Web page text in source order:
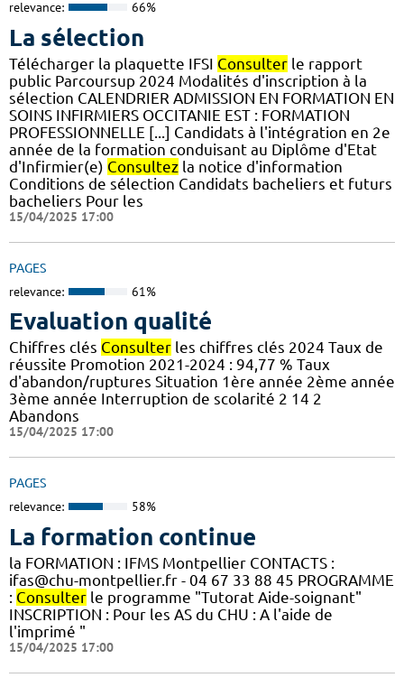
relevance: 66%
La sélection
Télécharger la plaquette IFSI Consulter le rapport
public Parcoursup 2024 Modalités d'inscription à la
sélection CALENDRIER ADMISSION EN FORMATION EN
SOINS INFIRMIERS OCCITANIE EST : FORMATION
PROFESSIONNELLE [...] Candidats à l'intégration en 2e
année de la formation conduisant au Diplôme d'Etat
d'Infirmier(e) Consultez la notice d'information
Conditions de sélection Candidats bacheliers et futurs
bacheliers Pour les
15/04/2025 17:00
PAGES
relevance: 61%
Evaluation qualité
Chiffres clés Consulter les chiffres clés 2024 Taux de
réussite Promotion 2021-2024 : 94,77 % Taux
d'abandon/ruptures Situation 1ère année 2ème année
3ème année Interruption de scolarité 2 14 2
Abandons
15/04/2025 17:00
PAGES
relevance: 58%
La formation continue
la FORMATION : IFMS Montpellier CONTACTS :
ifas@chu-montpellier.fr - 04 67 33 88 45 PROGRAMME
: Consulter le programme "Tutorat Aide-soignant"
INSCRIPTION : Pour les AS du CHU : A l'aide de
l'imprimé "
15/04/2025 17:00